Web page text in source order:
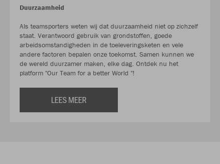
Duurzaamheid
Als teamsporters weten wij dat duurzaamheid niet op zichzelf
staat. Verantwoord gebruik van grondstoffen, goede
arbeidsomstandigheden in de toeleveringsketen en vele
andere factoren bepalen onze toekomst. Samen kunnen we
de wereld duurzamer maken, elke dag. Ontdek nu het
platform "Our Team for a better World "!
LEES MEER